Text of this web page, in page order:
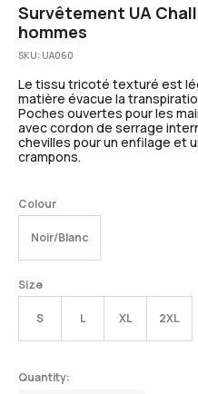
Survêtement UA
hommes
SKU: UA060
Le tissu tricoté texturé est
matière évacue la
Poches ouvertes pour les
avec cordon de serrage
chevilles pour un enfilage et
crampons.
Colour
Noir/Blanc
Size
S L XL 2XL